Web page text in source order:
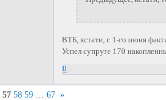
ВТБ, кстати, с 1-го июня
Успел супруге 170
0
57 58 59 67 »